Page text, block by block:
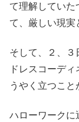
て理解していた
て、厳しい現実
そして、２、３
ドレスコーデ
うやく立つこと
ハローワークに